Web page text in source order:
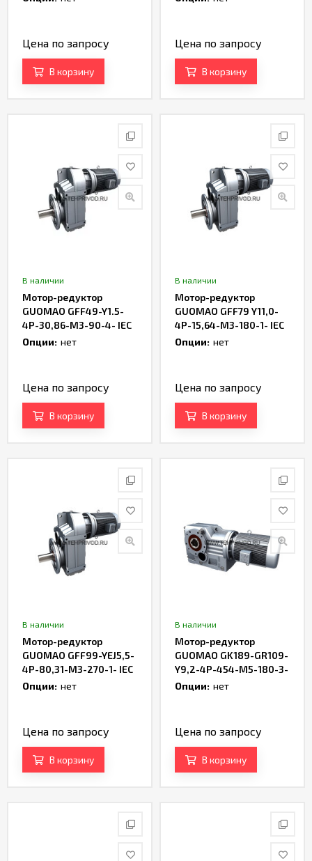
Цена по запросу
В корзину
Цена по запросу
В корзину
В наличии
Мотор-редуктор
GUOMAO GFF49-Y1.5-
4P-30,86-M3-90-4- IEC
Опции: нет
Цена по запросу
В корзину
В наличии
Мотор-редуктор
GUOMAO GFF79 Y11,0-
4P-15,64-M3-180-1- IEC
Опции: нет
Цена по запросу
В корзину
В наличии
Мотор-редуктор
GUOMAO GFF99-YEJ5,5-
4P-80,31-M3-270-1- IEC
Опции: нет
Цена по запросу
В корзину
В наличии
Мотор-редуктор
GUOMAO GK189-GR109-
Y9,2-4P-454-M5-180-3-
IEC
Опции: нет
Цена по запросу
В корзину